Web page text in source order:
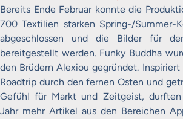
Bereits Ende Februar konnte die
700 Textilien starken Spring-/Summer-
abgeschlossen und die Bilder für
bereitgestellt werden. Funky Buddha
den Brüdern Alexiou gegründet.
Roadtrip durch den fernen Osten und
Gefühl für Markt und Zeitgeist,
Jahr mehr Artikel aus den Bereichen